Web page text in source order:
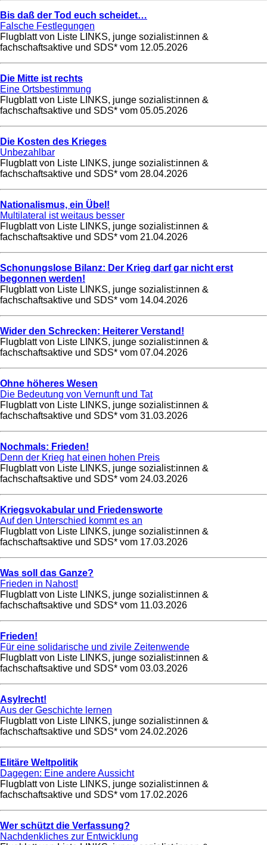
Bis daß der Tod euch scheidet…
Falsche Festlegungen
Flugblatt von Liste LINKS, junge sozialist:innen &
fachschaftsaktive und SDS* vom 12.05.2026
Die Mitte ist rechts
Eine Ortsbestimmung
Flugblatt von Liste LINKS, junge sozialist:innen &
fachschaftsaktive und SDS* vom 05.05.2026
Die Kosten des Krieges
Unbezahlbar
Flugblatt von Liste LINKS, junge sozialist:innen &
fachschaftsaktive und SDS* vom 28.04.2026
Nationalismus, ein Übel!
Multilateral ist weitaus besser
Flugblatt von Liste LINKS, junge sozialist:innen &
fachschaftsaktive und SDS* vom 21.04.2026
Schonungslose Bilanz: Der Krieg darf gar nicht erst
begonnen werden!
Flugblatt von Liste LINKS, junge sozialist:innen &
fachschaftsaktive und SDS* vom 14.04.2026
Wider den Schrecken: Heiterer Verstand!
Flugblatt von Liste LINKS, junge sozialist:innen &
fachschaftsaktive und SDS* vom 07.04.2026
Ohne höheres Wesen
Die Bedeutung von Vernunft und Tat
Flugblatt von Liste LINKS, junge sozialist:innen &
fachschaftsaktive und SDS* vom 31.03.2026
Nochmals: Frieden!
Denn der Krieg hat einen hohen Preis
Flugblatt von Liste LINKS, junge sozialist:innen &
fachschaftsaktive und SDS* vom 24.03.2026
Kriegsvokabular und Friedensworte
Auf den Unterschied kommt es an
Flugblatt von Liste LINKS, junge sozialist:innen &
fachschaftsaktive und SDS* vom 17.03.2026
Was soll das Ganze?
Frieden in Nahost!
Flugblatt von Liste LINKS, junge sozialist:innen &
fachschaftsaktive und SDS* vom 11.03.2026
Frieden!
Für eine solidarische und zivile Zeitenwende
Flugblatt von Liste LINKS, junge sozialist:innen &
fachschaftsaktive und SDS* vom 03.03.2026
Asylrecht!
Aus der Geschichte lernen
Flugblatt von Liste LINKS, junge sozialist:innen &
fachschaftsaktive und SDS* vom 24.02.2026
Elitäre Weltpolitik
Dagegen: Eine andere Aussicht
Flugblatt von Liste LINKS, junge sozialist:innen &
fachschaftsaktive und SDS* vom 17.02.2026
Wer schützt die Verfassung?
Nachdenkliches zur Entwicklung